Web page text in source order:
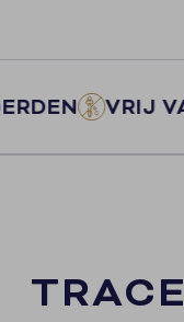
VRIJ VAN